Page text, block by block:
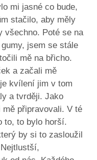
mi jasné co bude,
stačilo, aby měly
všechno. Poté se na
jsem se stále
mě na břicho.
a začali mě
kvílení jim v tom
a tvrději. Jako
připravovali. V té
to, to bylo horší.
by si to zasloužil